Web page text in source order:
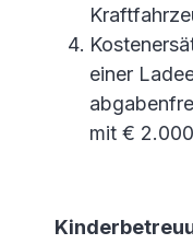
einer
mit €